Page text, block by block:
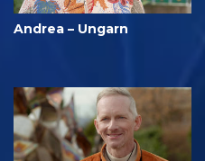
Andrea – Ungarn